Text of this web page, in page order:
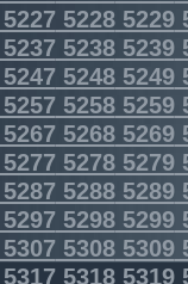
52285229
52385239
52485249
52585259
52685269
52785279
52885289
52985299
53085309
53185319